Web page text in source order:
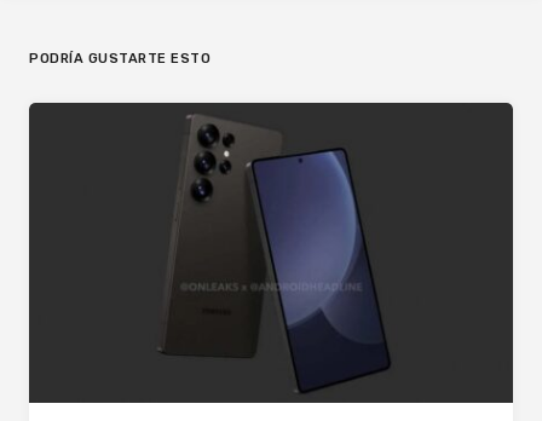
PODRÍA GUSTARTE ESTO